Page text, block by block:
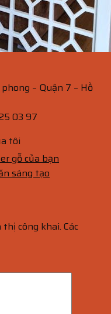
– Quận 7 – Hồ
03 97
tôi
gỗ của bạn
sáng tạo
thị công khai. Các